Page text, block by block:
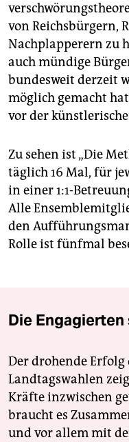
von Reichsbürgern,
Nachplapperern zu
auch mündige
bundesweit derzeit
möglich gemacht
vor der
Zu sehen ist „Die
täglich 16 Mal, für
in einer 1:1-
Alle
den
Rolle ist fünfmal
Die
Der drohende
Landtagswahlen
Kräfte inzwischen
braucht es
und vor allem mit